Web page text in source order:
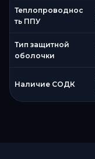
Теплопроводнос
ть ППУ
Тип защитной
оболочки
Наличие СОДК